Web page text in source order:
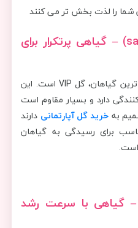
)
–گیاهی پرتکرار برای
سانسوریا صدر نشین پروفروش ترین گیاهان، گل VIP است. این
دارد و بسیار مقاوم است
به خرید گل آپارتمانی دارند
برای رسیدگی به گیاهان
است.
–گیاهی با سرعت رشد